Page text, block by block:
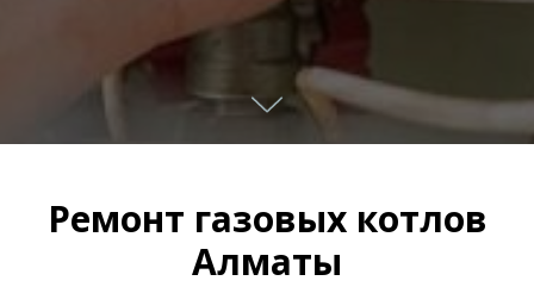
Ремонт газовых котлов
Алматы